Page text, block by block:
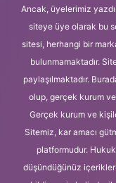
Ancak, üyelerimiz
siteye üye olarak bu
sitesi, herhangi bir
bulunmamaktadır.
paylaşılmaktadır.
olup, gerçek kurum ve
Gerçek kurum ve
Sitemiz, kar amacı
platformudur.
düşündüğünüz içerikleri,